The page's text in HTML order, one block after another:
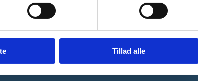
Tillad alle
Ministeriet
Websteder
Uddannelses-